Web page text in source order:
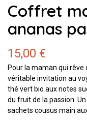
Coffret
ananas
15,00 €
Pour la maman qui
véritable invitation au
thé vert bio aux notes
du fruit de la passion.
sachets cousus main